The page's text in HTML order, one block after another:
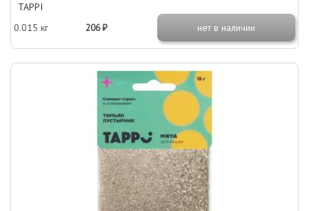
TAPPI
0.015 кг
206 ₽ нет в наличии